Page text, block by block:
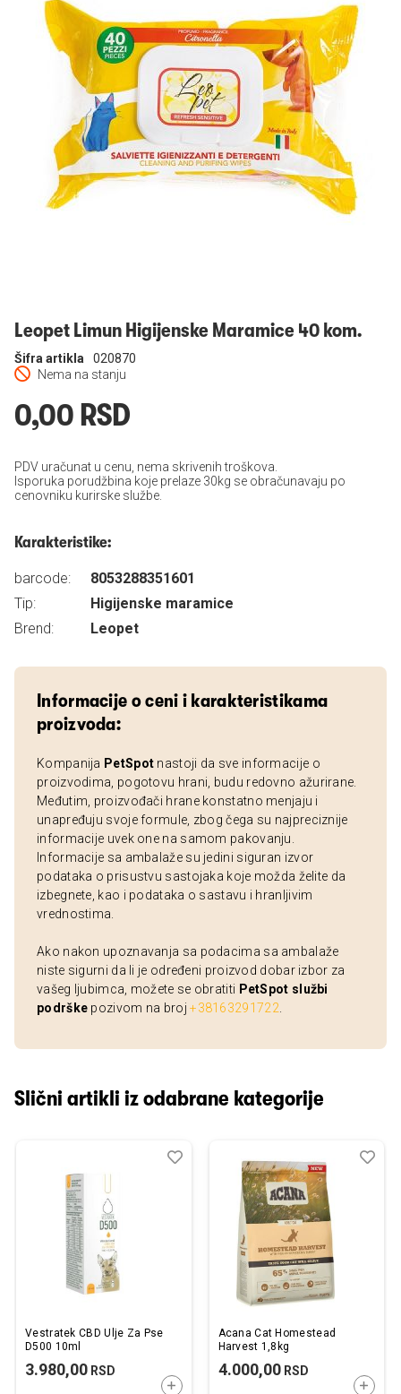
Prijavi se
Leopet Limun Higijenske Maramice 40 kom.
Nema na stanju
Šifra artikla 020870
0,00 RSD
PDV uračunat u cenu, nema skrivenih troškova.
Isporuka porudžbina koje prelaze 30kg se obračunavaju po
cenovniku kurirske službe.
Karakteristike:
barcode:
8053288351601
Tip:
Higijenske maramice
Brend:
Leopet
Informacije o ceni i karakteristikama
proizvoda:
Kompanija PetSpot nastoji da sve informacije o
proizvodima, pogotovu hrani, budu redovno ažurirane.
Međutim, proizvođači hrane konstatno menjaju i
unapređuju svoje formule, zbog čega su najpreciznije
informacije uvek one na samom pakovanju.
Informacije sa ambalaže su jedini siguran izvor
podataka o prisustvu sastojaka koje možda želite da
izbegnete, kao i podataka o sastavu i hranljivim
vrednostima.
Ako nakon upoznavanja sa podacima sa ambalaže
niste sigurni da li je određeni proizvod dobar izbor za
vašeg ljubimca, možete se obratiti PetSpot službi
podrške pozivom na broj+38163291722
Slični artikli iz odabrane kategorije
Vestratek CBD Ulje Za Pse
D500 10ml
3.980,00 RSD
DODAJTE U KORPU
Dodaj
Uporedi
Acana Cat Homestead
Harvest 1,8kg
4.000,00RSD